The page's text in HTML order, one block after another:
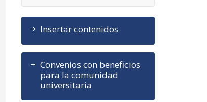
Insertar contenidos
Convenios con beneficios
para la comunidad
universitaria